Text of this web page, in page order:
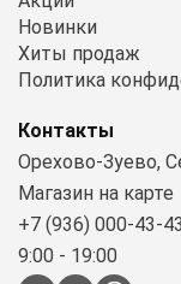
Контакты
Орехово-Зуево,
Магазин на карте
+7 (936) 000-43-43
9:00 - 19:00
Новинки
Хиты продаж
Политика